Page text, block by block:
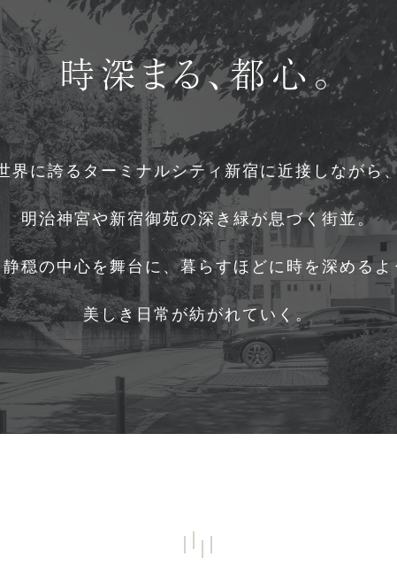
時深まる、都心。
界に誇るターミナルシティ新宿に近接しながら
明治神宮や新宿御苑の深き緑が息づく街並。
穏の中心を舞台に、暮らすほどに時を深めるよ
美しき日常が紡がれていく。